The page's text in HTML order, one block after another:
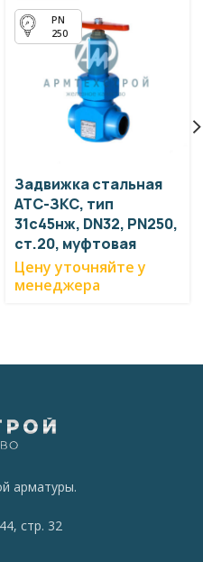
250
Задвижка стальная
АТС-ЗКС, тип
31с45нж, DN32, PN250,
ст.20, муфтовая
Цену уточняйте у
менеджера
арматуры.
стр. 32